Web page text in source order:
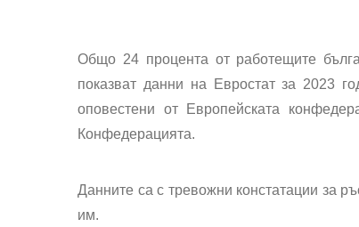
Общо 24 процента от работещите
показват данни на Евростат за 2023
оповестени от Европейската
Конфедерацията.
Данните са с тревожни констатации за
им.